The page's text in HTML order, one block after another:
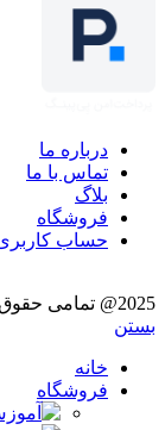
درباره ما
تماس با ما
بلاگ
فروشگاه
حساب
2025@ تمامی حقوق برای آکادمی نو نگاشت، محفوظ می‌باشد.
بستن
خانه
فروشگاه